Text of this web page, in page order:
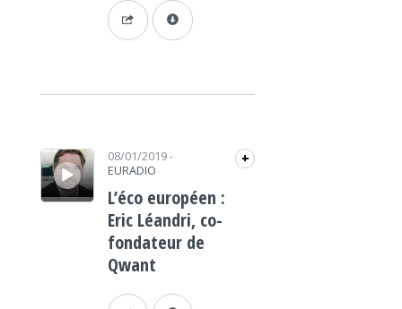
Lecteur audio 08/01/2019-
EURADIO
+
L’éco européen :
Eric Léandri, co-
fondateur de
Qwant